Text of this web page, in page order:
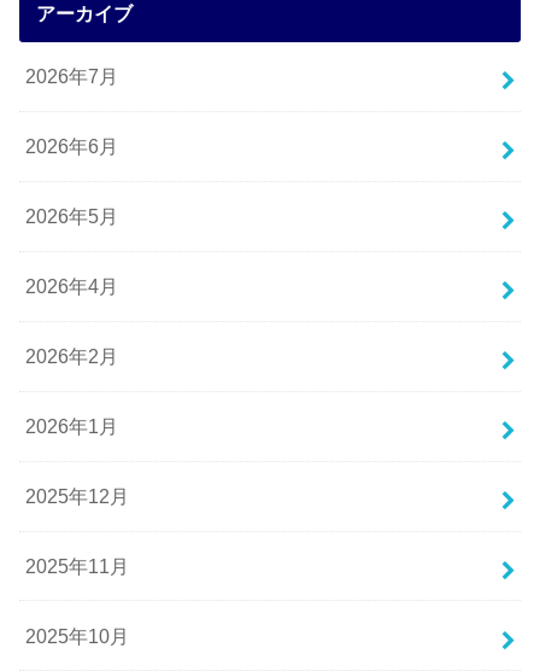
アーカイブ
2026年7月
2026年6月
2026年5月
2026年4月
2026年2月
2026年1月
2025年12月
2025年11月
2025年10月